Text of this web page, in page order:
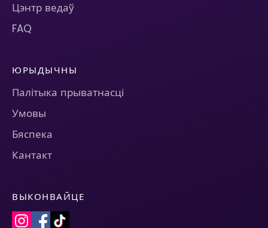
Цэнтр ведаў
FAQ
ЮРЫДЫЧНЫ
Палітыка прыватнасці
Умовы
Бяспека
Кантакт
ВЫКОНВАЙЦЕ